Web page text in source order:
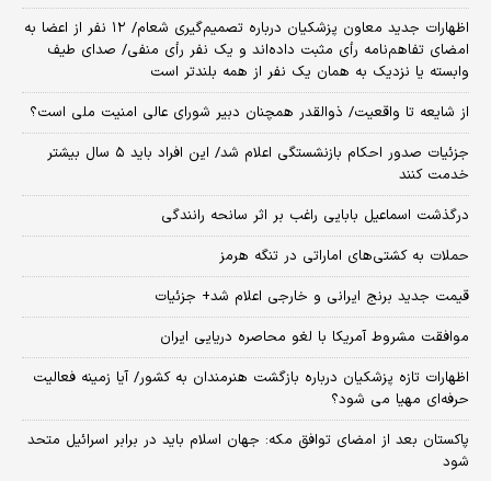
اظهارات جدید معاون پزشکیان درباره تصمیم‌گیری شعام/ ۱۲ نفر از اعضا به
امضای تفاهم‌نامه رأی مثبت داده‌اند و یک نفر رأی منفی/ صدای طیف
وابسته یا نزدیک به همان یک نفر از همه بلندتر است
از شایعه تا واقعیت/ ذوالقدر همچنان دبیر شورای ‌عالی امنیت ملی است؟
جزئیات صدور احکام بازنشستگی اعلام شد/ این افراد باید ۵ سال بیشتر
خدمت کنند
درگذشت اسماعیل بابایی راغب بر اثر سانحه رانندگی
حملات به کشتی‌های اماراتی در تنگه هرمز
قیمت جدید برنج ایرانی و خارجی اعلام شد+ جزئیات
موافقت مشروط آمریکا با لغو محاصره دریایی ایران
اظهارات تازه پزشکیان درباره بازگشت هنرمندان به کشور/ آیا زمینه فعالیت
حرفه‌ای مهیا می شود؟
پاکستان بعد از امضای توافق مکه: جهان اسلام باید در برابر اسرائیل متحد
شود